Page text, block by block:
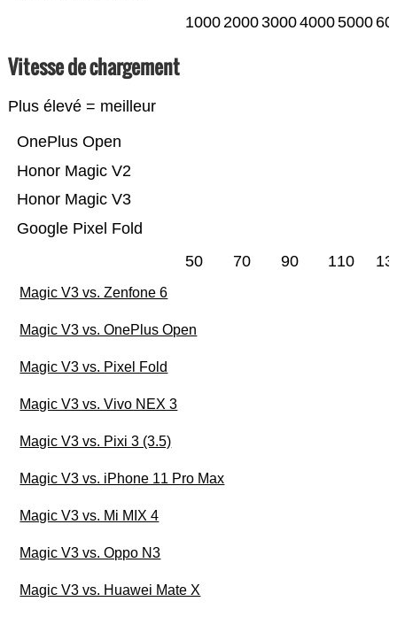
10002000300040005000
Vitesse de chargement
Plus élevé = meilleur
Google Pixel Fold
Honor Magic V3
Honor Magic V2
OnePlus Open
50 70 90 110
Magic V3 vs. Zenfone 6
Magic V3 vs. OnePlus Open
Magic V3 vs. Pixel Fold
Magic V3 vs. Vivo NEX 3
Magic V3 vs. Pixi 3 (3.5)
Magic V3 vs. iPhone 11 Pro Max
Magic V3 vs. Mi MIX 4
Magic V3 vs. Oppo N3
Magic V3 vs. Huawei Mate X